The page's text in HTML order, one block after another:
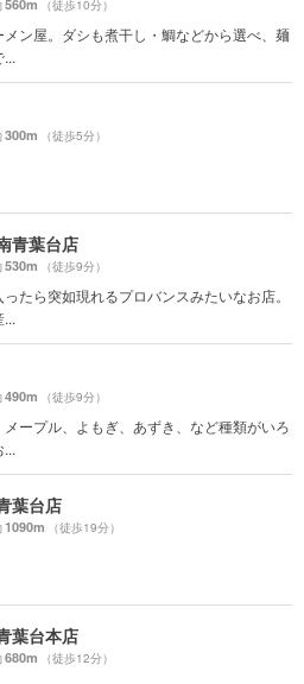
560m （徒歩10分）
ン屋。ダシも煮干し・鯛などから選べ、麺
300m （徒歩5分）
青葉台店
530m （徒歩9分）
たら突如現れるプロバンスみたいなお店。
490m （徒歩9分）
メープル、よもぎ、あずき、など種類がいろ
葉台店
1090m （徒歩19分）
葉台本店
680m （徒歩12分）